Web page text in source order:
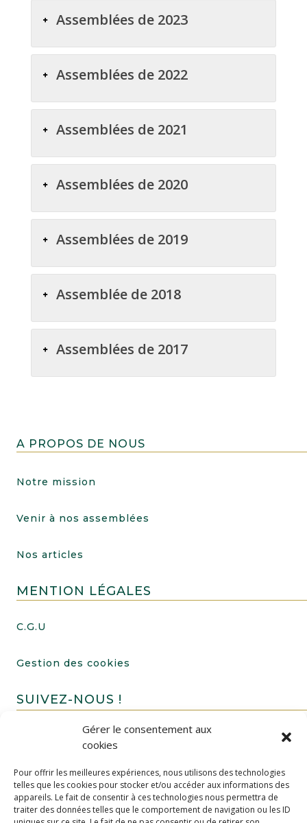
Gérer le consentement aux
cookies
Pour offrir les meilleures expériences, nous utilisons des technologies
telles que les cookies pour stocker et/ou accéder aux informations des
appareils. Le fait de consentir à ces technologies nous permettra de
traiter des données telles que le comportement de navigation ou les ID
Assemblées de 2023
Assemblées de 2022
Assemblées de 2021
Assemblées de 2020
Assemblées de 2019
Assemblée de 2018
Assemblées de 2017
A PROPOS DE NOUS
Notre mission
Venir à nos assemblées
Nos articles
MENTION LÉGALES
C.G.U
Gestion des cookies
SUIVEZ-NOUS !